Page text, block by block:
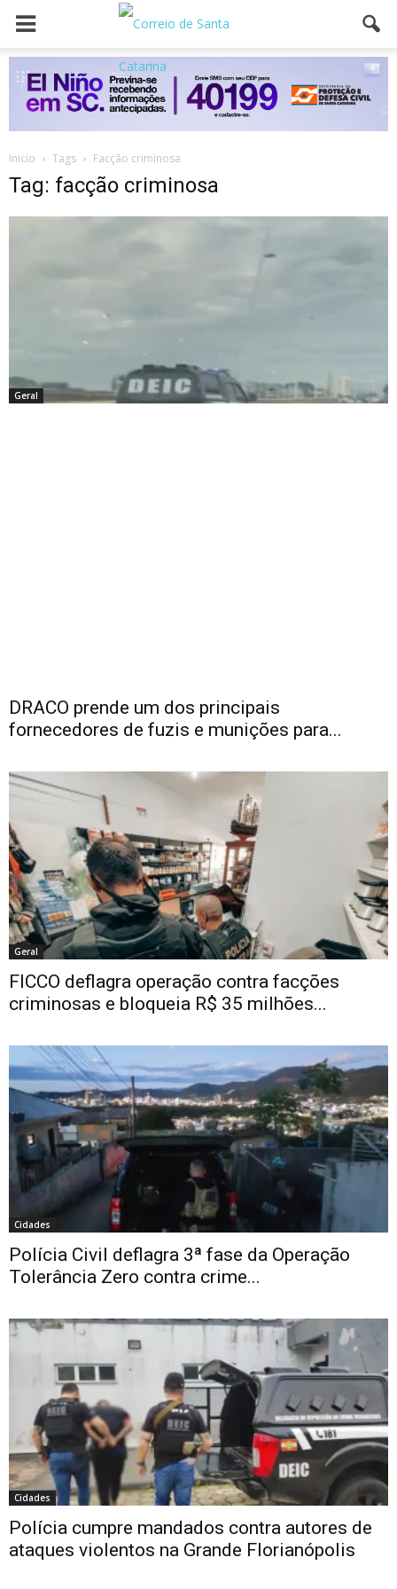
Inicio Tags Facção criminosa
Tag: facção criminosa
Geral
DRACO prende um dos principais
fornecedores de fuzis e munições para...
Geral
FICCO deflagra operação contra facções
criminosas e bloqueia R$ 35 milhões...
Cidades
Polícia Civil deflagra 3ª fase da Operação
Tolerância Zero contra crime...
Cidades
Polícia cumpre mandados contra autores de
ataques violentos na Grande Florianópolis